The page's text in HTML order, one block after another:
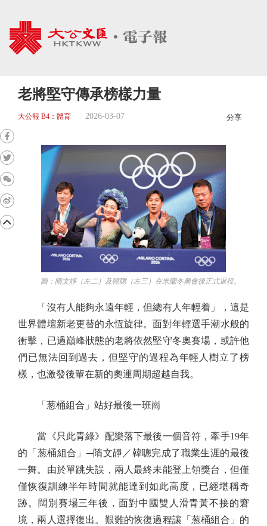
老將堅守傳承榜樣力量
大公報 B4：體育 2026-03-07 分享
圖：隋文靜（左二）及韓聰（左三）在米蘭冬奧會後正式退役。
「沒有人能夠永遠年輕，但總有人年輕着」，這是
世界體壇新老更替的永恆旋律。面對年輕選手潮水般的
衝擊，已過巔峰狀態的老將依然堅守冬奧賽場，或許他
們已無法回到過去，但堅守的過程為年輕人樹立了榜
樣，也激發後輩在新的奧運周期超越自我。
「葱桶組合」站好最後一班崗
當《只此青綠》配樂落下最後一個音符，牽手19年
的「葱桶組合」─隋文靜／韓聰完成了職業生涯的最後
一舞。由於單跳失誤，兩人最終未能登上領獎台，但僅
僅恢復訓練半年時間就能達到如此高度，已經堪稱奇
跡。闊別賽場三年後，面對中國雙人滑青黃不接的窘
境，兩人選擇復出。艱難的恢復過程讓「葱桶組合」的